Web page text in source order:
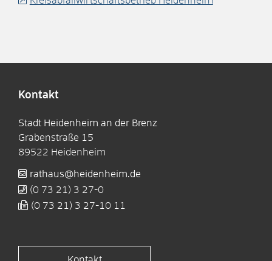
Kontakt
Stadt Heidenheim an der Brenz
Grabenstraße 15
89522 Heidenheim
rathaus@heidenheim.de
(0 73 21) 3 27-0
(0 73 21) 3 27-10 11